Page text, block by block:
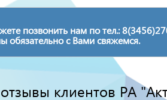
позвонить нам по тел.:
обязательно с Вами свяжемся.
клиентов РА